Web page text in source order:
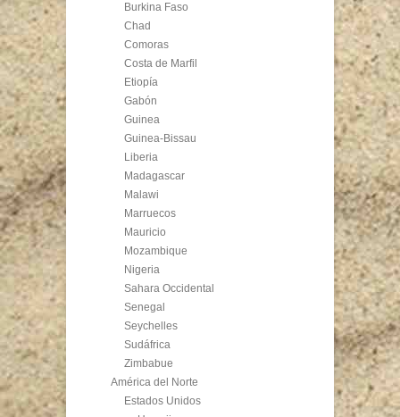
Burkina Faso
Chad
Comoras
Costa de Marfil
Etiopía
Gabón
Guinea
Guinea-Bissau
Liberia
Madagascar
Malawi
Marruecos
Mauricio
Mozambique
Nigeria
Sahara Occidental
Senegal
Seychelles
Sudáfrica
Zimbabue
América del Norte
Estados Unidos